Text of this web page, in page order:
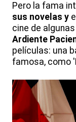
Pero la fama
sus novelas y
cine de
Ardiente
películas: una
famosa, como '